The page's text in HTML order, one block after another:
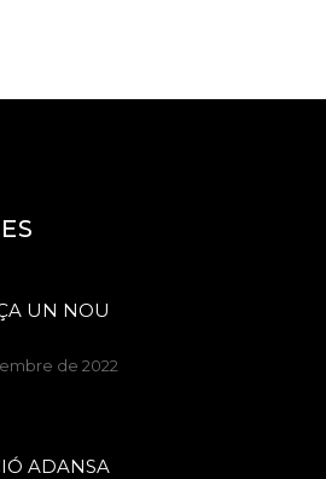
UN NOU
de 2022
ADANSA